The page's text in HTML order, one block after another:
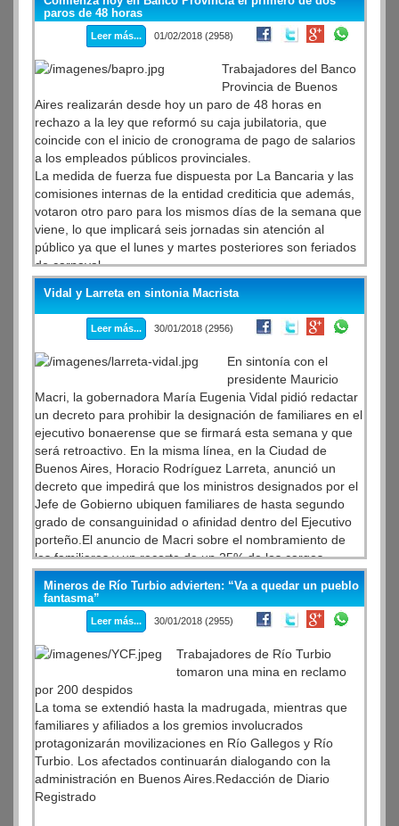
paros de 48 horas
Leer más... 01/02/2018 (2958)
Trabajadores del Banco
Provincia de Buenos
Aires realizarán desde hoy un paro de 48 horas en
rechazo a la ley que reformó su caja jubilatoria, que
coincide con el inicio de cronograma de pago de salarios
a los empleados públicos provinciales.
La medida de fuerza fue dispuesta por La Bancaria y las
comisiones internas de la entidad crediticia que además,
votaron otro paro para los mismos días de la semana que
viene, lo que implicará seis jornadas sin atención al
público ya que el lunes y martes posteriores son feriados
de carnaval.
Vidal y Larreta en sintonia Macrista
Leer más... 30/01/2018 (2956)
En sintonía con el
presidente Mauricio
Macri, la gobernadora María Eugenia Vidal pidió redactar
un decreto para prohibir la designación de familiares en el
ejecutivo bonaerense que se firmará esta semana y que
será retroactivo. En la misma línea, en la Ciudad de
Buenos Aires, Horacio Rodríguez Larreta, anunció un
decreto que impedirá que los ministros designados por el
Jefe de Gobierno ubiquen familiares de hasta segundo
grado de consanguinidad o afinidad dentro del Ejecutivo
porteño.El anuncio de Macri sobre el nombramiento de
los familiares y un recorte de un 25% de los cargos
políticos -incremento registrado durante su gestión- junto
con el congelamiento de los sueldos de los funcionarios
fue la puerta de salida que encontró el gobierno al lodazal
al que lo arrojó el “caso Triaca”. La adhesión de Vidal y el
jefe de gobierno porteño, Horacio Rodriguez Larreta, se
suman a la estrategia de limpieza de cara de Cambiemos.
Mineros de Río Turbio advierten: “Va a quedar un pueblo
fantasma”
Leer más... 30/01/2018 (2955)
Trabajadores de Río Turbio
tomaron una mina en reclamo
por 200 despidos
La toma se extendió hasta la madrugada, mientras que
familiares y afiliados a los gremios involucrados
protagonizarán movilizaciones en Río Gallegos y Río
Turbio. Los afectados continuarán dialogando con la
administración en Buenos Aires.Redacción de Diario
Registrado